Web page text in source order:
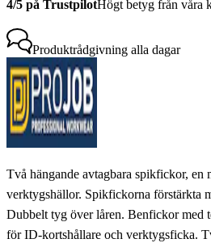
4/5 på TrustpilotHögt betyg från våra
Produktrådgivning alla dagar
Två hängande avtagbara spikfickor, en
verktygshällor. Spikfickorna förstärkta
Dubbelt tyg över låren. Benfickor med
för ID-kortshållare och verktygsficka.